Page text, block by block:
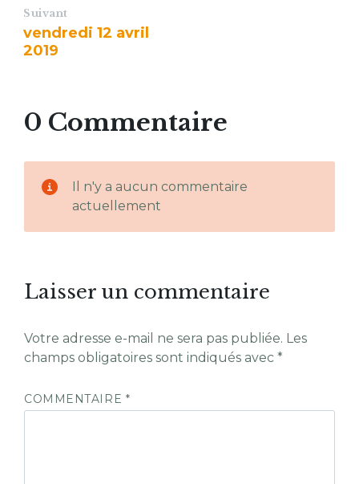
Suivant
vendredi 12 avril
2019
0 Commentaire
Il n'y a aucun commentaire
actuellement
Laisser un commentaire
Votre adresse e-mail ne sera pas publiée. Les
champs obligatoires sont indiqués avec *
COMMENTAIRE *